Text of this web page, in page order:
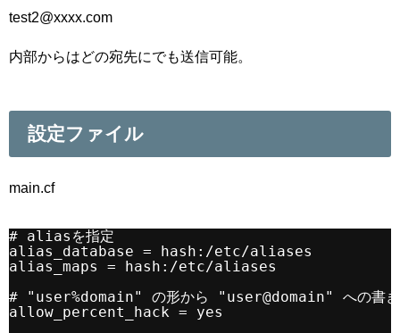
test2@xxxx.com
内部からはどの宛先にでも送信可能。
設定ファイル
main.cf
# aliasを指定
alias_database = hash:/etc/aliases
alias_maps = hash:/etc/aliases
# "user%domain" の形から "user@domain" への書き
allow_percent_hack = yes